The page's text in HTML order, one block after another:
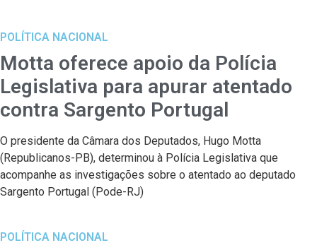
POLÍTICA NACIONAL
Motta oferece apoio da Polícia
Legislativa para apurar atentado
contra Sargento Portugal
O presidente da Câmara dos Deputados, Hugo Motta
(Republicanos-PB), determinou à Polícia Legislativa que
acompanhe as investigações sobre o atentado ao deputado
Sargento Portugal (Pode-RJ)
POLÍTICA NACIONAL